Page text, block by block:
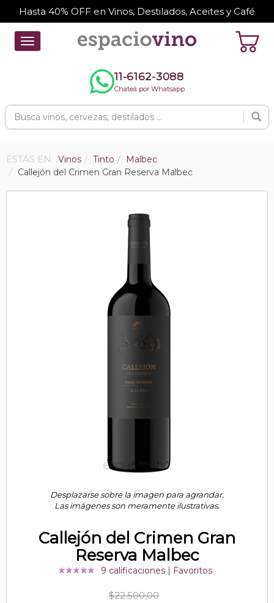
Hasta 40% OFF en Vinos, Destilados, Aceites y Café
Toggle
navigation
11-6162-3088
Chateá por Whatsapp
ESTÁS EN: Vinos Tinto
Malbec
Callejón del Crimen Gran Reserva Malbec
Desplazarse sobre la imagen para agrandar.
Las imágenes son meramente ilustrativas.
Callejón del Crimen Gran
Reserva Malbec
9 calificaciones Favoritos
$22.500,00